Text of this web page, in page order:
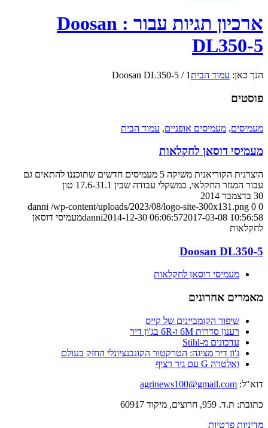
ארכיון תגיות עבור : Doosan
DL350-5
הנך כאן: עמוד הבית1
/
Doosan DL350-5
פוסטים
מעמיסים, מעמיסים אופניים, עמוד הבית
מעמיסי דוסאן לחקלאות
היצרנית הקוריאנית משיקה 5 מעמיסים חדשים שתוכננו להתאים גם
עבור המגזר החקלאי, במשקלי עבודה שבין 17.6-31.1 טון
30 בדצמבר 2014
0
0
danni /wp-content/uploads/2023/08/logo-site-300x131.png
danni2014-12-30 06:06:572017-03-08 10:56:58
מעמיסי דוסאן
לחקלאות
Doosan DL350-5
מעמיסי דוסאן לחקלאות
מאמרים אחרונים
שיפור הקומביינים של קייס
רענון סדרות 6M ו-6R בג'ון דיר
עדכונים מ-Stihl
ג'ון דיר מציגה: הטרקטור הקונבנציונלי החזק בעולם
ואלטרה G עם גיר רציף
דוא"ל: agrinews100@gmail.com
כתובת: ת.ד. 959, חרוצים, מיקוד 60917
מדיניות פרטיות